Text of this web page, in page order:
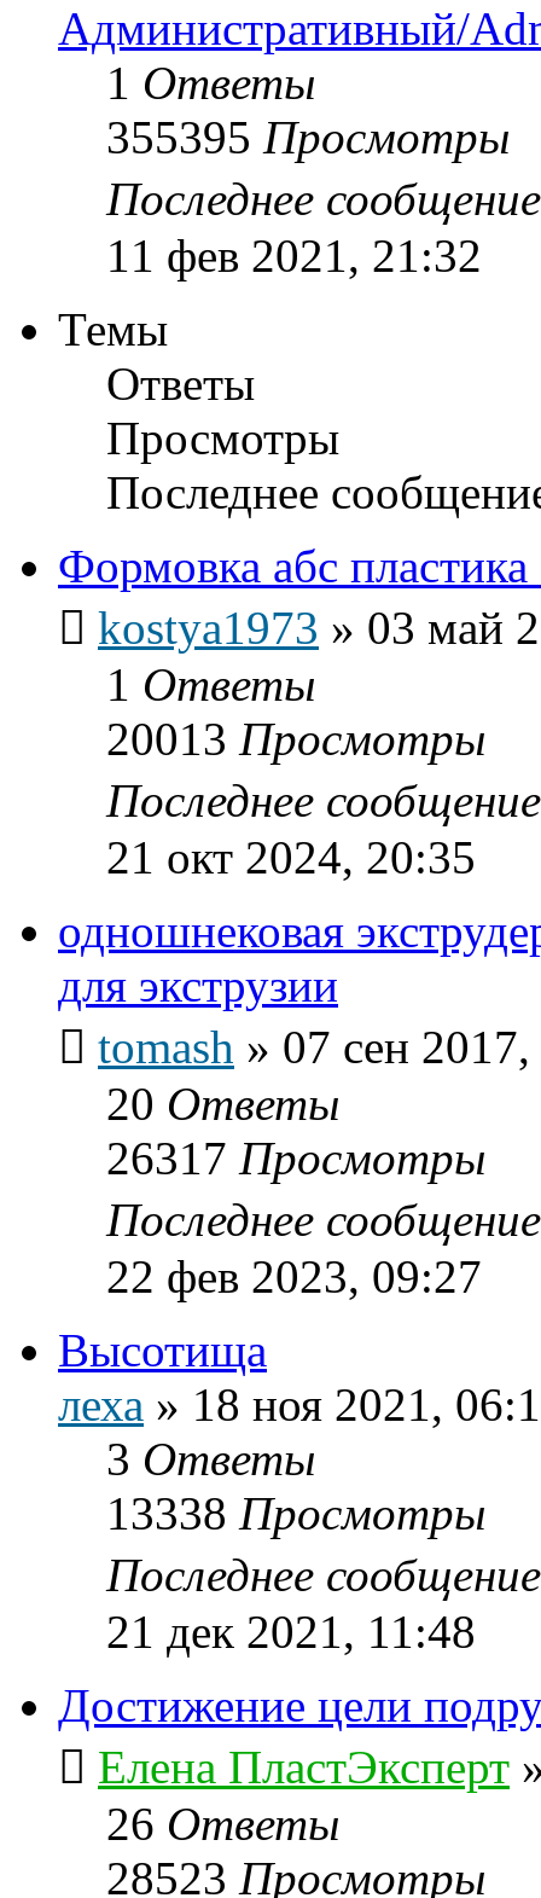
Административный/
1 Ответы
355395 Просмотры
Последнее
11 фев 2021, 21:32
Темы
Ответы
Просмотры
Последнее
Формовка абс
kostya1973 » 03 май
1 Ответы
20013 Просмотры
Последнее
21 окт 2024, 20:35
одношнековая
для экструзии
tomash » 07 сен
20 Ответы
26317 Просмотры
Последнее
22 фев 2023, 09:27
Высотища
леха » 18 ноя 2021,
3 Ответы
13338 Просмотры
Последнее
21 дек 2021, 11:48
Достижение цели
Елена ПластЭксперт
26 Ответы
28523 Просмотры